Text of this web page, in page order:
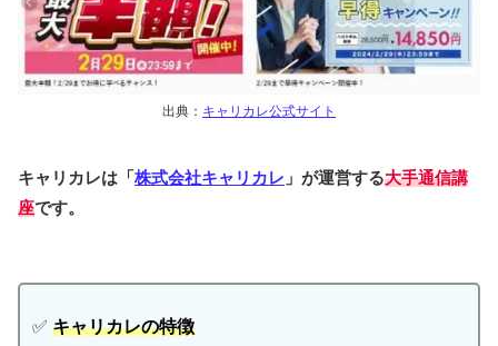
出典： キャリカレ公式サイト
キャリカレは「株式会社キャリカレ 」が運営する大手通信講
座です。
✅ キャリカレの特徴